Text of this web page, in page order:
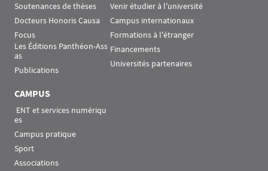
Soutenances de thèses
Docteurs Honoris Causa
Focus
Les Éditions Panthéon-Ass
as
Publications
Venir étudier à l'université
Campus internationaux
Formations à l'étranger
Financements
Universités partenaires
CAMPUS
es
Campus pratique
Sport
Associations